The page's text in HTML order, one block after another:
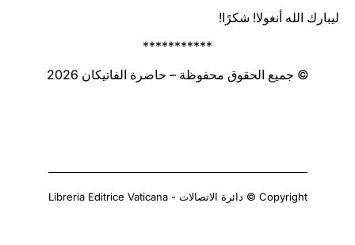
ليبارك الله أنغولا! شكرًا!
***********
© جميع الحقوق محفوظة – حاضرة الفاتيكان 2026
Copyright © دائرة الاتصالات - Libreria Editrice Vaticana